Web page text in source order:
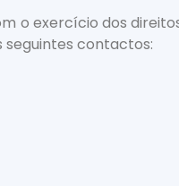
o exercício dos
seguintes contactos: